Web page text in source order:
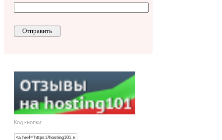
Код кнопки: